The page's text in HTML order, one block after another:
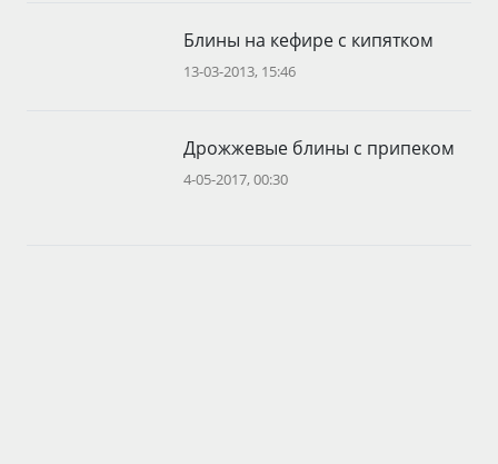
Блины на кефире с кипятком
13-03-2013, 15:46
Дрожжевые блины с припеком
4-05-2017, 00:30